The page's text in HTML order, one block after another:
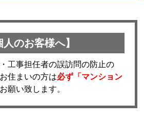
人のお客様へ】
工事担任者の誤訪問の防止の
住まいの方は必ず「マンション
願い致します。